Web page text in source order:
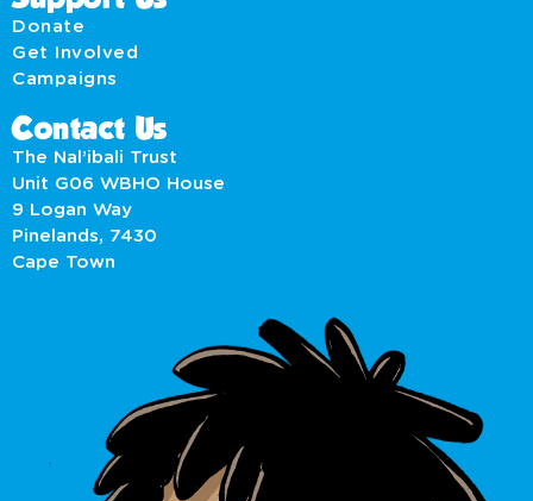
Donate
Get Involved
Campaigns
Contact Us
The Nal’ibali Trust
Unit G06 WBHO House
9 Logan Way
Pinelands, 7430
Cape Town